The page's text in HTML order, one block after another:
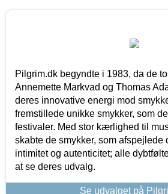
Pilgrim.dk begyndte i 1983, da de
Annemette Markvad og Thomas
deres innovative energi mod
fremstillede unikke smykker, som
festivaler. Med stor kærlighed til
skabte de smykker, som afspejlede
intimitet og autenticitet; alle
at se deres udvalg.
Se udvalget på